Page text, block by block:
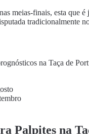
meias-finais, esta que
tradicionalmente
na Taça de
Palpites na